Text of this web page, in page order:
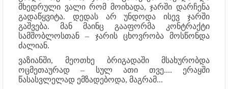
მხედრული ვალი რომ მოიხადა, ჯარში დარჩენა
გადაწყვიტა. დედას არ უნდოდა ისევ ჯარში
გაშვება. მან მაინც გააფორმა კონტრაქტი
სამშობლოსთან – ჯარის ცხოვრობა მოსწონდა
ძალიან.
ვაზიანში, მეოთხე ბრიგადაში მსახურობდა
ოცმეთაურად – სულ ათი თვე.... ერაყში
წასასვლელად ემზადებოდა, მაგრამ...